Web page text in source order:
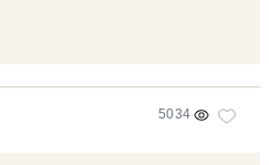
5034